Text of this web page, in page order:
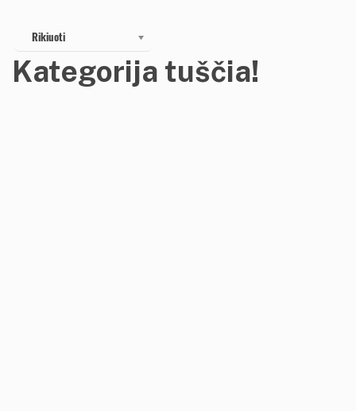
Rikiuoti
Kategorija tuščia!